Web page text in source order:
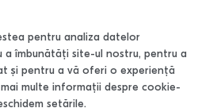
pentru analiza datelor
îmbunătăți site-ul nostru, pentru a
și pentru a vă oferi o experiență
multe informații despre cookie-
setările.